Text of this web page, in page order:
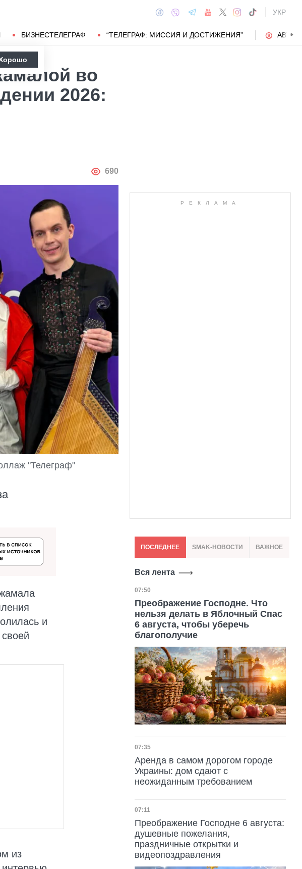
УКР
БИЗНЕСТЕЛЕГРАФ “ТЕЛЕГРАФ: МИССИЯ И ДОСТИЖЕНИЯ”
во
2026:
АВТОР
690
"Телеграф"
и
из
ПОСЛЕДНЕЕ SMAK-НОВОСТИ ВАЖНОЕ
Вся лента
Дата публикации
07:50
Преображение Господне. Что
нельзя делать в Яблочный Спас
6 августа, чтобы уберечь
благополучие
Дата публикации
07:35
Аренда в самом дорогом городе
Украины: дом сдают с
неожиданным требованием
Дата публикации
07:11
Преображение Господне 6 августа:
душевные пожелания,
праздничные открытки и
видеопоздравления